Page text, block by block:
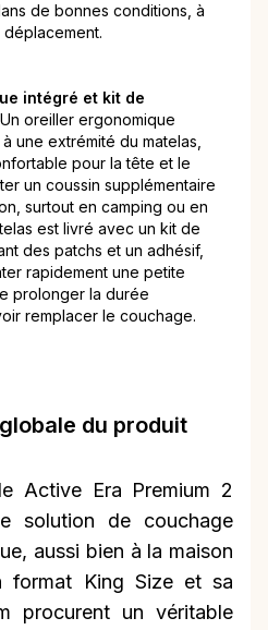
de bonnes conditions, à
déplacement.
intégré et kit de
Un oreiller ergonomique
une extrémité du matelas,
pour la tête et le
un coussin supplémentaire
surtout en camping ou en
est livré avec un kit de
des patchs et un adhésif,
rapidement une petite
prolonger la durée
remplacer le couchage.
du produit
Active Era Premium 2
solution de couchage
aussi bien à la maison
format King Size et sa
procurent un véritable